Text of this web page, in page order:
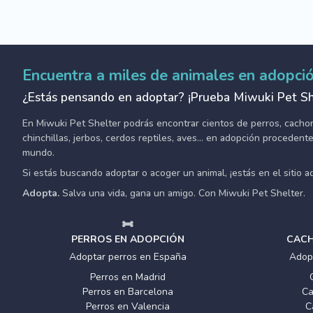
Encuentra a miles de animales en
¿Estás pensando en adoptar? ¡Prueba Miwuki Pet
En Miwuki Pet Shelter podrás encontrar cientos de perros,
chinchillas, jerbos, cerdos reptiles, aves... en adopción
mundo.
Si estás buscando adoptar o acoger un animal, ¡estás en el sitio
Adopta. Salva una vida, gana un amigo. Con Miwuki Pet Shelter.
PERROS EN ADOPCIÓN
Adoptar perros en España
Perros en Madrid
Perros en Barcelona
Perros en Valencia